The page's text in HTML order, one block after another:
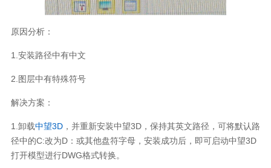
原因分析：
1.安装路径中有中文
2.图层中有特殊符号
解决方案：
1.卸载中望3D，并重新安装中望3D，保持其英文路径，可将默认路
径中的C:改为D：或其他盘符字母，安装成功后，即可启动中望3D
打开模型进行DWG格式转换。